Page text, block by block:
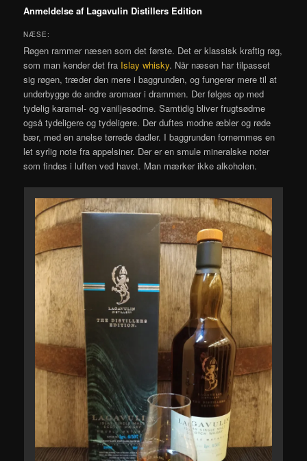
Anmeldelse af Lagavulin Distillers Edition
NÆSE:
Røgen rammer næsen som det første. Det er klassisk kraftig røg,
som man kender det fra Islay whisky. Når næsen har tilpasset
sig røgen, træder den mere i baggrunden, og fungerer mere til at
underbygge de andre aromaer i drammen. Der følges op med
tydelig karamel- og vaniljesødme. Samtidig bliver frugtsødme
også tydeligere og tydeligere. Der duftes modne æbler og røde
bær, med en anelse tørrede dadler. I baggrunden fornemmes en
let syrlig note fra appelsiner. Der er en smule mineralske noter
som findes i luften ved havet. Man mærker ikke alkoholen.